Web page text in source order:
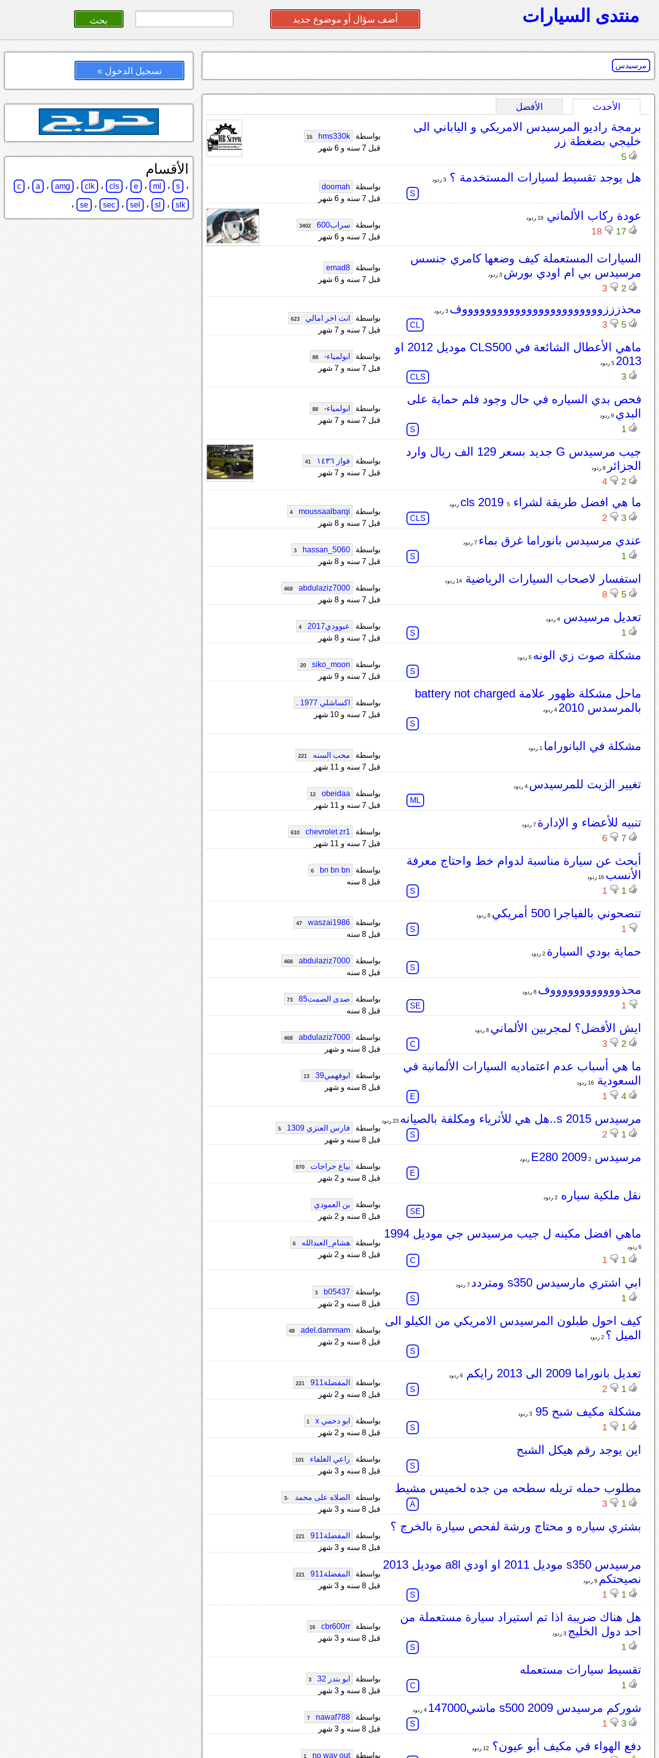
منتدى السيارات أضف سؤال أو موضوع جديد
مرسيدس
الأحدث الأفضل
برمجة راديو المرسيدس الامريكي و الياباني الى
خليجي بضغطة زر
5
بواسطة hms330k
15
قبل 7 سنه و 6 شهر
هل يوجد تقسيط لسيارات المستخدمة ؟3 ردود
S
بواسطة
doomah
قبل 7 سنه و 6 شهر
عودة ركاب الألماني19 ردود
17
18
بواسطة سراب600 3402
قبل 7 سنه و 6 شهر
السيارات المستعملة كيف وضعها كامري جنسس
مرسيدس بي ام اودي بورش 3 ردود
2
3
بواسطة
emad8
قبل 7 سنه و 6 شهر
محذزززووووووووووووووووووووووووف 3 ردود
5
3
CL
بواسطة انت اخر امالي 623
قبل 7 سنه و 7 شهر
ماهي الأعطال الشائعة في CLS500 موديل 2012 او
2013 5 ردود
3
CLS
بواسطة ابولمياء- 88
قبل 7 سنه و 7 شهر
فحص بدي السياره في حال وجود فلم حماية على
البدي 9 ردود
1
S
بواسطة ابولمياء- 88
قبل 7 سنه و 7 شهر
جيب مرسيدس G جديد بسعر 129 الف ريال وارد
الجزائر
8 ردود
2
4
بواسطة فواز ١٤٣٦ 41
قبل 7 سنه و 7 شهر
ما هي افضل طريقة لشراء cls 20195 ردود
3
2
CLS
بواسطة moussaalbarqi
4
قبل 7 سنه و 8 شهر
عندي مرسيدس بانوراما غرق بماء 7 ردود
1
S
بواسطة hassan_5060
3
قبل 7 سنه و 8 شهر
استفسار لاصحاب السيارات الرياضية14 ردود
5
8
بواسطة abdulaziz7000
468
قبل 7 سنه و 8 شهر
تعديل مرسيدس4 ردود
1
S
بواسطة عبوودي2017 4
قبل 7 سنه و 8 شهر
مشكلة صوت زي الونه 5 ردود
S
بواسطة siko_moon
20
قبل 7 سنه و 9 شهر
ماحل مشكلة ظهور علامة battery not charged
بالمرسدس 2010
4 ردود
S
بواسطة
اكساشلي 1977 .
قبل 7 سنه و 10 شهر
مشكلة في البانوراما
بواسطة محب السنه 221
قبل 7 سنه و 11 شهر
تغيير الزيت للمرسيدس 4 ردود
ML
بواسطة obeidaa
12
قبل 7 سنه و 11 شهر
تنبيه للأعضاء و الإدارة 7 ردود
7
6
بواسطة chevrolet zr1
610
قبل 7 سنه و 11 شهر
أبحث عن سيارة مناسبة لدوام خط واحتاج معرفة
الأنسب 16 ردود
1
1
S
بواسطة bn bn bn
6
قبل 8 سنه
تنصحوني بالفياجرا 500 أمريكي 8 ردود
1
S
بواسطة waszai1986
47
قبل 8 سنه
حماية بودي السيارة 2 ردود
S
بواسطة abdulaziz7000
468
قبل 8 سنه
محذووووووووووووف 8 ردود
1
SE
بواسطة صدى الصمت85 73
قبل 8 سنه
ايش الأفضل؟ لمجربين الألماني 8 ردود
2
3
C
بواسطة abdulaziz7000
468
قبل 8 سنه و شهر
ما هي أسباب عدم اعتماديه السيارات الألمانية في
السعودية16 ردود
4
1
E
بواسطة ابوفهمي39 13
قبل 8 سنه و شهر
مرسيدس s 2015..هل هي للأثرياء ومكلفة بالصيانه 23 ردود
1
2
S
بواسطة فارس العنزي 1309 5
قبل 8 سنه و شهر
مرسيدس E280 20092 ردود
E
بواسطة بياع حراجات 870
قبل 8 سنه و 2 شهر
نقل ملكية سياره2 ردود
SE
بواسطة
بن العمودي
قبل 8 سنه و 2 شهر
ماهي افضل مكينه ل جيب مرسيدس جي موديل 1994
6 ردود
1
1
C
بواسطة هشام_العبدالله 6
قبل 8 سنه و 2 شهر
ابي اشتري مارسيدس s350 ومتردد 7 ردود
1
S
بواسطة b05437
3
قبل 8 سنه و 2 شهر
كيف احول طبلون المرسيدس الامريكي من الكيلو الى
الميل ؟ 2 ردود
S
بواسطة adel.dammam
48
قبل 8 سنه و 2 شهر
تعديل بانوراما 2009 الى 2013 رايكم 6 ردود
1
2
S
بواسطة المفضلة911 221
قبل 8 سنه و 2 شهر
مشكلة مكيف شبح 95 3 ردود
1
1
S
بواسطة ابو دحمي x 1
قبل 8 سنه و 2 شهر
اين يوجد رقم هيكل الشبح
S
بواسطة راعي الغلفاء 101
قبل 8 سنه و 3 شهر
مطلوب حمله تريله سطحه من جده لخميس مشيط
1
3
A
بواسطة الصلاه على محمد -3
قبل 8 سنه و 3 شهر
بشتري سياره و محتاج ورشة لفحص سيارة بالخرج ؟
بواسطة المفضلة911 221
قبل 8 سنه و 3 شهر
مرسيدس s350 موديل 2011 او اودي a8l موديل 2013
نصيحتكم 9 ردود
1
1
S
بواسطة المفضلة911 221
قبل 8 سنه و 3 شهر
هل هناك ضريبة اذا تم استيراد سيارة مستعملة من
احد دول الخليج 3 ردود
1
S
بواسطة cbr600rr
16
قبل 8 سنه و 3 شهر
تقسيط سيارات مستعمله
1
C
بواسطة ابو بندر 32 3
قبل 8 سنه و 3 شهر
شوركم مرسيدس s500 2009 ماشي147000 4 ردود
3
1
S
بواسطة nawaf788
7
قبل 8 سنه و 3 شهر
دفع الهواء في مكيف أبو عيون؟12 ردود
بواسطة no way out
1
تسجيل الدخول »
الأقسام
c ، a ، amg ، clk ، cls ، e ، ml ، s ،
se ، sec ، sel ، sl ، slk ،